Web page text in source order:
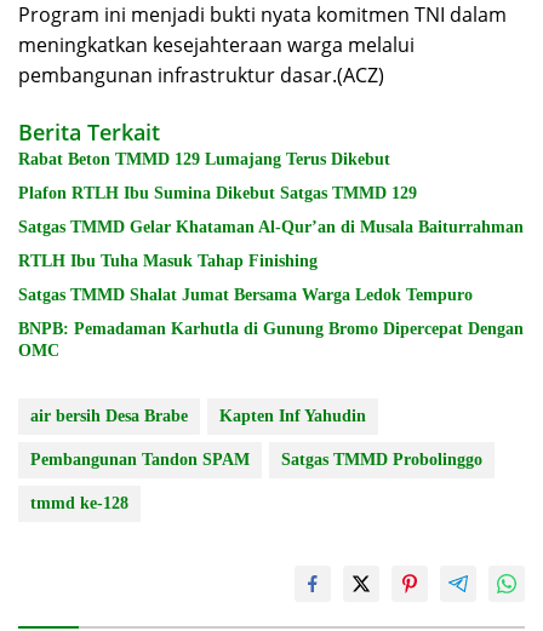
Program ini menjadi bukti nyata komitmen TNI dalam
meningkatkan kesejahteraan warga melalui
pembangunan infrastruktur dasar.(ACZ)
Berita Terkait
Rabat Beton TMMD 129 Lumajang Terus Dikebut
Plafon RTLH Ibu Sumina Dikebut Satgas TMMD 129
Satgas TMMD Gelar Khataman Al-Qur’an di Musala Baiturrahman
RTLH Ibu Tuha Masuk Tahap Finishing
Satgas TMMD Shalat Jumat Bersama Warga Ledok Tempuro
BNPB: Pemadaman Karhutla di Gunung Bromo Dipercepat Dengan
OMC
air bersih Desa Brabe Kapten Inf Yahudin
Pembangunan Tandon SPAM Satgas TMMD Probolinggo
tmmd ke-128